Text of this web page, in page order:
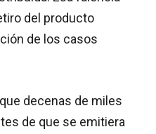
del producto
de los casos
decenas de miles
de que se emitiera